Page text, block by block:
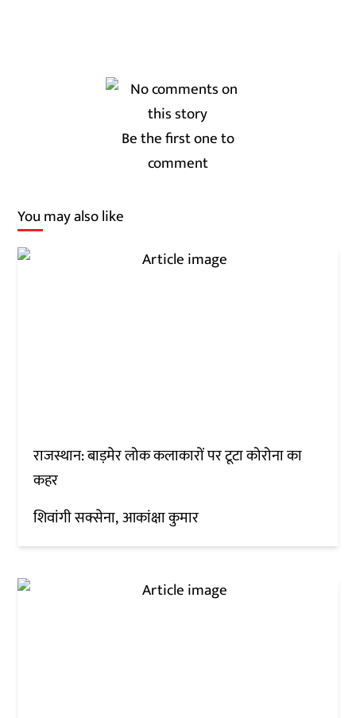
Be the first one to
comment
You may also like
राजस्थान: बाड़मेर लोक कलाकारों पर टूटा कोरोना का
कहर
शिवांगी सक्सेना आकांक्षा कुमार